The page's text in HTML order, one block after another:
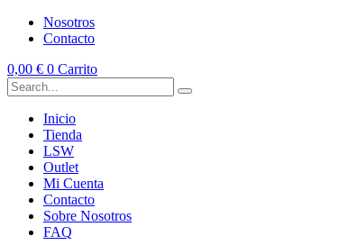
Nosotros
Contacto
0,00 € 0 Carrito
Inicio
Tienda
LSW
Outlet
Mi Cuenta
Contacto
Sobre Nosotros
FAQ